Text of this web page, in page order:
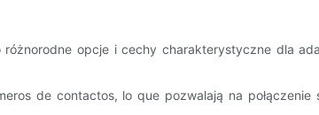
opcje i cechy charakterystyczne dla
de contactos, lo que pozwalają na